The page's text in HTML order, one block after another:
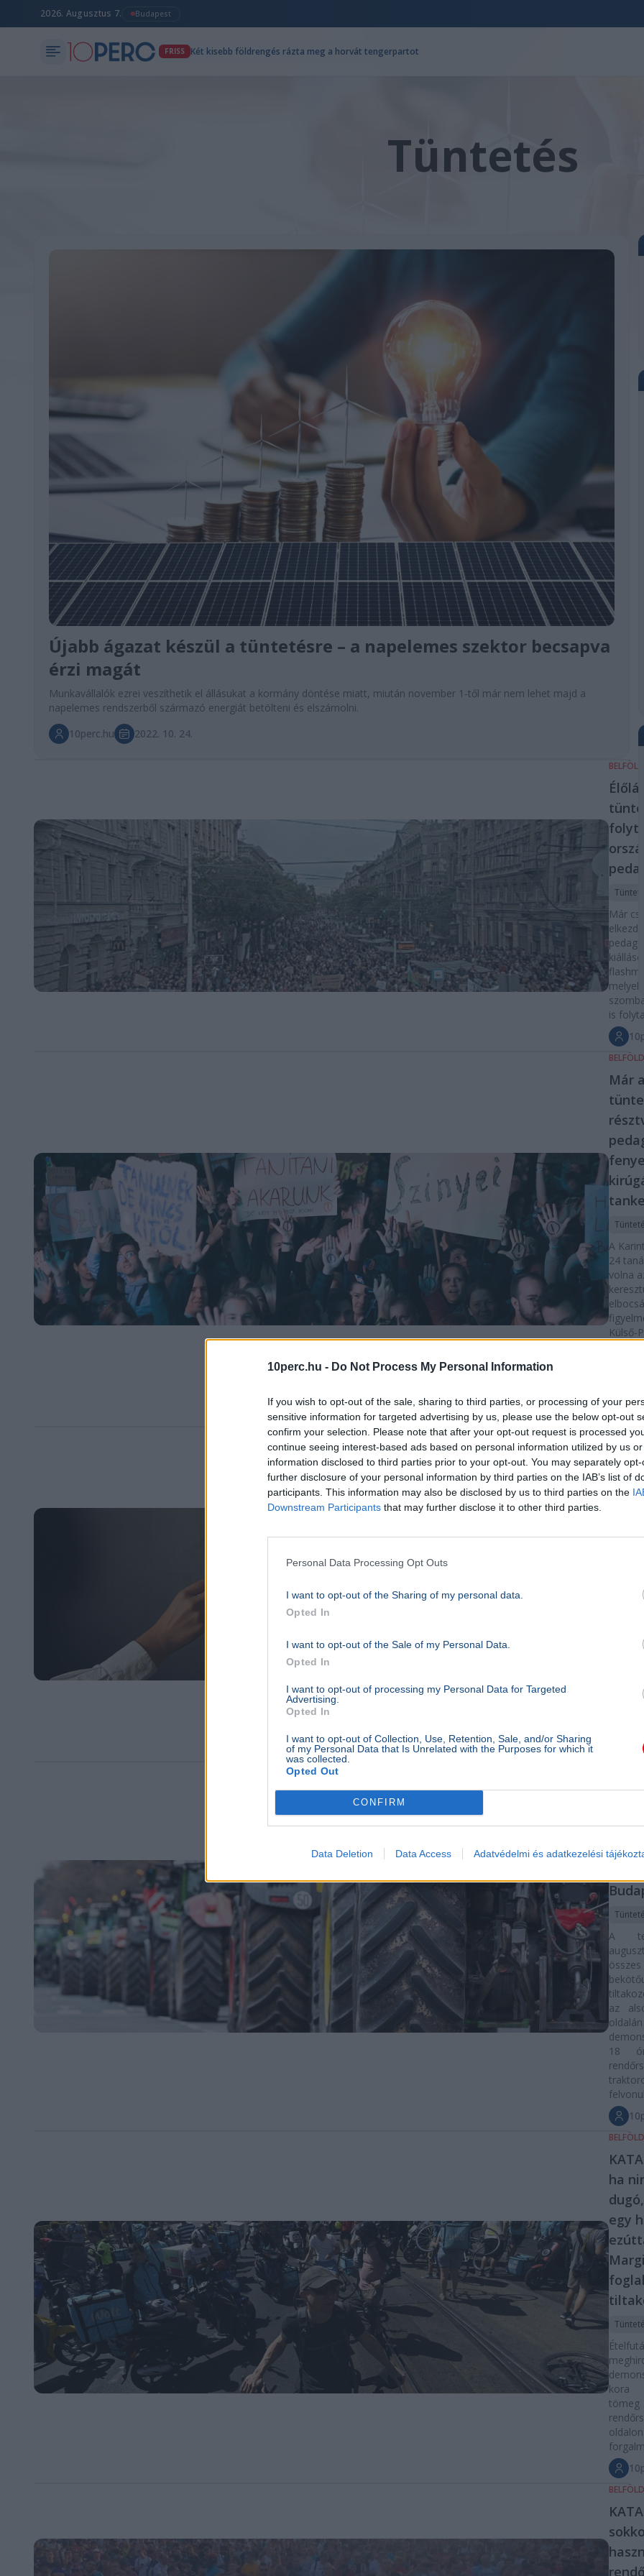
10perc.hu - Do Not Process My Personal Information
If you wish to opt-out of the sale, sharing to third parties, or processing of your
sensitive information for targeted advertising by us, please use the below opt-out
confirm your selection. Please note that after your opt-out request is processed
continue seeing interest-based ads based on personal information utilized by us
information disclosed to third parties prior to your opt-out. You may separately
further disclosure of your personal information by third parties on the IAB’s list of
participants. This information may also be disclosed by us to third parties on the
Downstream Participants that may further disclose it to other third parties.
Personal Data Processing Opt Outs
I want to opt-out of the Sharing of my personal data.
Opted In
I want to opt-out of the Sale of my Personal Data.
Opted In
I want to opt-out of processing my Personal Data for Targeted
Advertising.
Opted In
I want to opt-out of Collection, Use, Retention, Sale, and/or Sharing
of my Personal Data that Is Unrelated with the Purposes for which it
was collected.
Opted Out
CONFIRM
Data Deletion Data Access Adatvédelmi és adatkezelési
2026. Augusztus 7. Budapest
FRISS Két kisebb földrengés rázta meg a horvát tengerpartot
Tüntetés
Újabb ágazat készül a tüntetésre – a napelemes szektor becsapva
érzi magát
Munkavállalók ezrei veszíthetik el állásukat a kormány döntése miatt, miután november 1-től már nem lehet majd a
napelemes rendszerből származó energiát betölteni és elszámolni.
10perc.hu
2022. 10. 24.
BELFÖLD
Tüntetés
Már
melyek
is
BELFÖLD
Már
A
24
volna
Külső-
BELFÖLD
több
több
mellett
A
A
az
oldalán
18
BELFÖLD
ha
egy
kora
BELFÖLD